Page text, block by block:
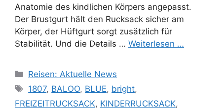
Anatomie des kindlichen Körpers angepasst.
Der Brustgurt hält den Rucksack sicher am
Körper, der Hüftgurt sorgt zusätzlich für
Stabilität. Und die Details … Weiterlesen …
Kategorien
Reisen: Aktuelle News
Schlagwörter
1807, BALOO, BLUE, bright,
FREIZEITRUCKSACK, KINDERRUCKSACK,